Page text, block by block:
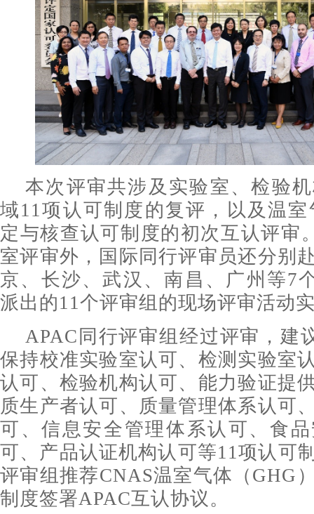
本次评审共涉及实验室、检验
域11项认可制度的复评，以及温
定与核查认可制度的初次互认评审
室评审外，国际同行评审员还分别
京、长沙、武汉、南昌、广州等7
派出的11个评审组的现场评审活动
APAC同行评审组经过评审，建
保持校准实验室认可、检测实验室
认可、检验机构认可、能力验证提
质生产者认可、质量管理体系认可
可、信息安全管理体系认可、食
可、产品认证机构认可等11项认可
评审组推荐CNAS温室气体（GHG
制度签署APAC互认协议。